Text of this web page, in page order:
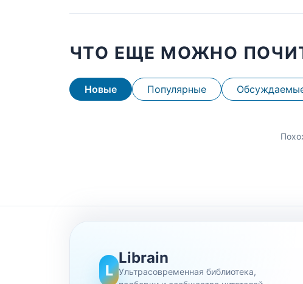
ЧТО ЕЩЕ МОЖНО
Новые Популярные
L
Librain
Ультрасовременная библиотека,